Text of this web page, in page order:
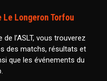
Longeron Torfou
l’ASLT, vous trouverez
des matchs, résultats et
que les événements du